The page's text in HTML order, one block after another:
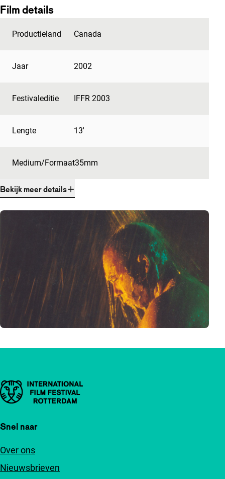
Film details
Productieland Canada
Jaar 2002
Festivaleditie IFFR 2003
Lengte 13'
Medium/Formaat35mm
Bekijk meer details
Belangrijke links
Snel naar
Over ons
Nieuwsbrieven